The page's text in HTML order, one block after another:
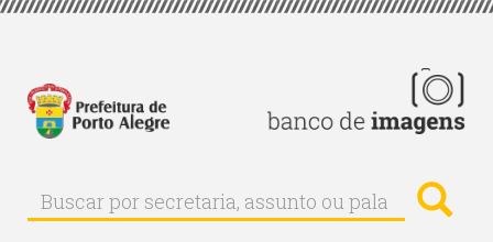
Pular
principal
Buscar
Buscar
por